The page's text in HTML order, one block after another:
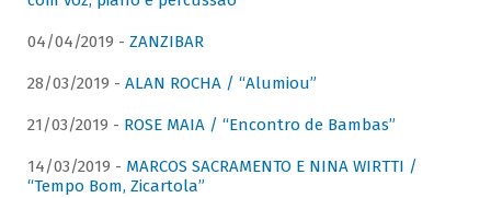
04/04/2019 - ZANZIBAR
28/03/2019 - ALAN ROCHA / “Alumiou”
21/03/2019 - ROSE MAIA / “Encontro de Bambas”
14/03/2019 - MARCOS SACRAMENTO E NINA WIRTTI /
“Tempo Bom, Zicartola”